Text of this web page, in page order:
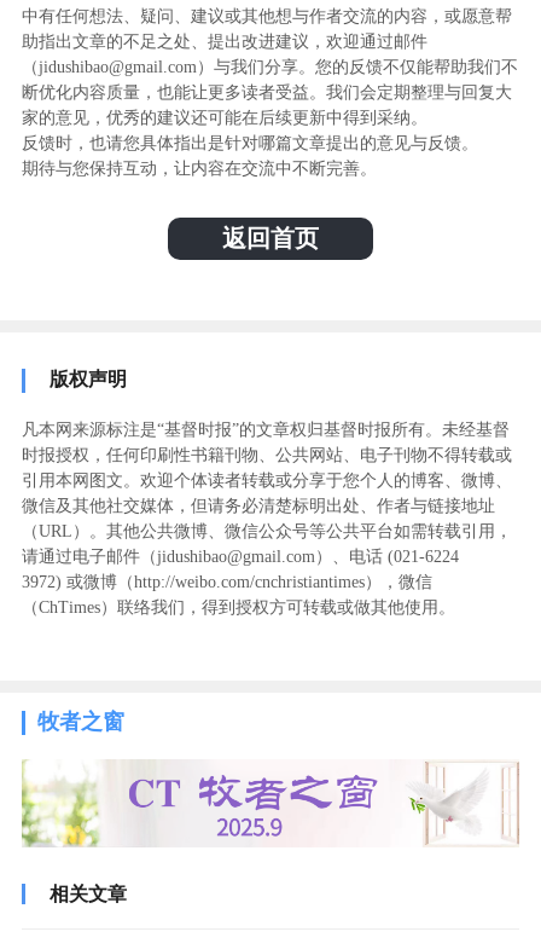
中有任何想法、疑问、建议或其他想与作者交流的内容，或愿意帮
助指出文章的不足之处、提出改进建议，欢迎通过邮件
（jidushibao@gmail.com）与我们分享。您的反馈不仅能帮助我们不
断优化内容质量，也能让更多读者受益。我们会定期整理与回复大
家的意见，优秀的建议还可能在后续更新中得到采纳。
反馈时，也请您具体指出是针对哪篇文章提出的意见与反馈。
期待与您保持互动，让内容在交流中不断完善。
返回首页
版权声明
凡本网来源标注是“基督时报”的文章权归基督时报所有。未经基督
时报授权，任何印刷性书籍刊物、公共网站、电子刊物不得转载或
引用本网图文。欢迎个体读者转载或分享于您个人的博客、微博、
微信及其他社交媒体，但请务必清楚标明出处、作者与链接地址
（URL）。其他公共微博、微信公众号等公共平台如需转载引用，
请通过电子邮件（jidushibao@gmail.com）、电话 (021-6224
3972) ‬或微博（http://weibo.com/cnchristiantimes），微信
（ChTimes）联络我们，得到授权方可转载或做其他使用。
牧者之窗
相关文章